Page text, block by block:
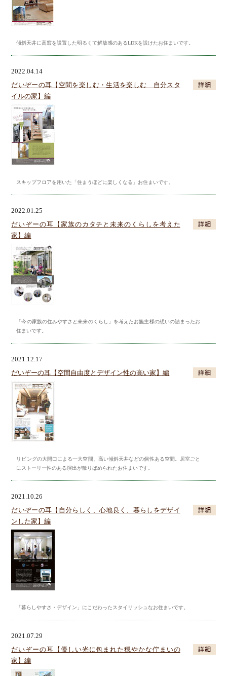
傾斜天井に高窓を設置した明るくて解放感のあるLDKを設けたお住まいです。
2022.04.14
だいぞーの耳【空間を楽しむ・生活を楽しむ 自分スタ
イルの家】編
スキップフロアを用いた「住まうほどに楽しくなる」お住まいです。
2022.01.25
だいぞーの耳【家族のカタチと未来のくらしを考えた
家】編
「今の家族の住みやすさと未来のくらし」を考えたお施主様の想いの詰まったお
住まいです。
2021.12.17
だいぞーの耳【空間自由度とデザイン性の高い家】編
リビングの大開口による一大空間、高い傾斜天井などの個性ある空間。居室ごと
にストーリー性のある演出が散りばめられたお住まいです。
2021.10.26
だいぞーの耳【自分らしく、心地良く、暮らしをデザイ
ンした家】編
「暮らしやすさ・デザイン」にこだわったスタイリッシュなお住まいです。
2021.07.29
だいぞーの耳【優しい光に包まれた穏やかな佇まいの
家】編